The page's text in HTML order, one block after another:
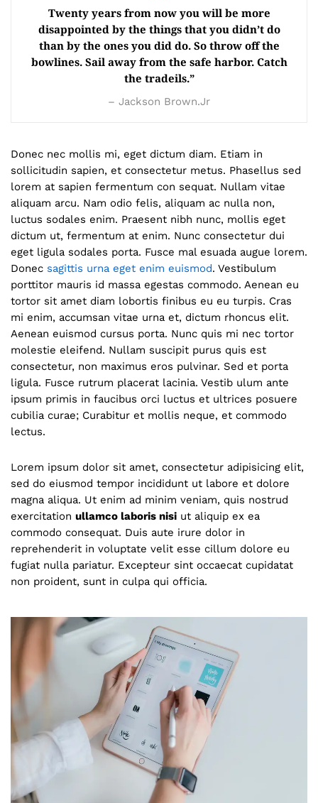
Twenty years from now you will be more
disappointed by the things that you didn’t do
than by the ones you did do. So throw off the
bowlines. Sail away from the safe harbor. Catch
the tradeils.”
– Jackson Brown.Jr
Donec nec mollis mi, eget dictum diam. Etiam in
sollicitudin sapien, et consectetur metus. Phasellus sed
lorem at sapien fermentum con sequat. Nullam vitae
aliquam arcu. Nam odio felis, aliquam ac nulla non,
luctus sodales enim. Praesent nibh nunc, mollis eget
dictum ut, fermentum at enim. Nunc consectetur dui
eget ligula sodales porta. Fusce mal esuada augue lorem.
Donec sagittis urna eget enim euismod. Vestibulum
porttitor mauris id massa egestas commodo. Aenean eu
tortor sit amet diam lobortis finibus eu eu turpis. Cras
mi enim, accumsan vitae urna et, dictum rhoncus elit.
Aenean euismod cursus porta. Nunc quis mi nec tortor
molestie eleifend. Nullam suscipit purus quis est
consectetur, non maximus eros pulvinar. Sed et porta
ligula. Fusce rutrum placerat lacinia. Vestib ulum ante
ipsum primis in faucibus orci luctus et ultrices posuere
cubilia curae; Curabitur et mollis neque, et commodo
lectus.
Lorem ipsum dolor sit amet, consectetur adipisicing elit,
sed do eiusmod tempor incididunt ut labore et dolore
magna aliqua. Ut enim ad minim veniam, quis nostrud
exercitation ullamco laboris nisi ut aliquip ex ea
commodo consequat. Duis aute irure dolor in
reprehenderit in voluptate velit esse cillum dolore eu
fugiat nulla pariatur. Excepteur sint occaecat cupidatat
non proident, sunt in culpa qui officia.